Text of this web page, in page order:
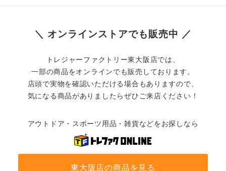
＼ オンラインストアでも販売中 ／
トレジャーファクトリー東大阪店では、
一部の商品をオンラインでも販売しております。
店頭で実物を確認いただける場合もありますので、
気になる商品がありましたらぜひご来店ください！
アウトドア・スポーツ用品・雑貨などをお探しなら
東大阪店の商品を見る